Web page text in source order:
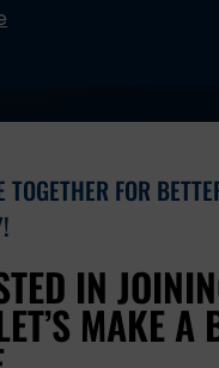
TOGETHER FOR
IN
MAKE A